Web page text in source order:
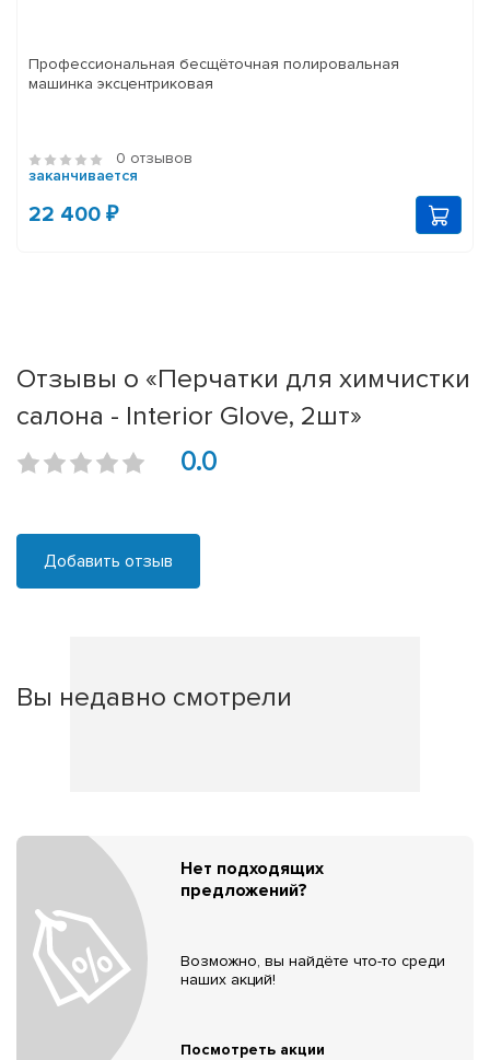
Профессиональная бесщёточная полировальная
машинка эксцентриковая
0 отзывов
заканчивается
22 400 ₽
Отзывы о «Перчатки для химчистки
салона - Interior Glove, 2шт»
0.0
Добавить отзыв
Вы недавно смотрели
Нет подходящих
предложений?
Возможно, вы найдёте что-то среди
наших акций!
Посмотреть акции